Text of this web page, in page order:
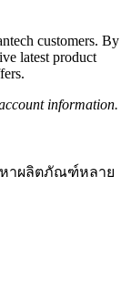
customers. By
latest product
information.
าผลิตภัณฑ์หลาย